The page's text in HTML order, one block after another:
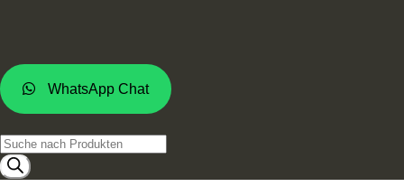
WhatsApp Chat
Products
search